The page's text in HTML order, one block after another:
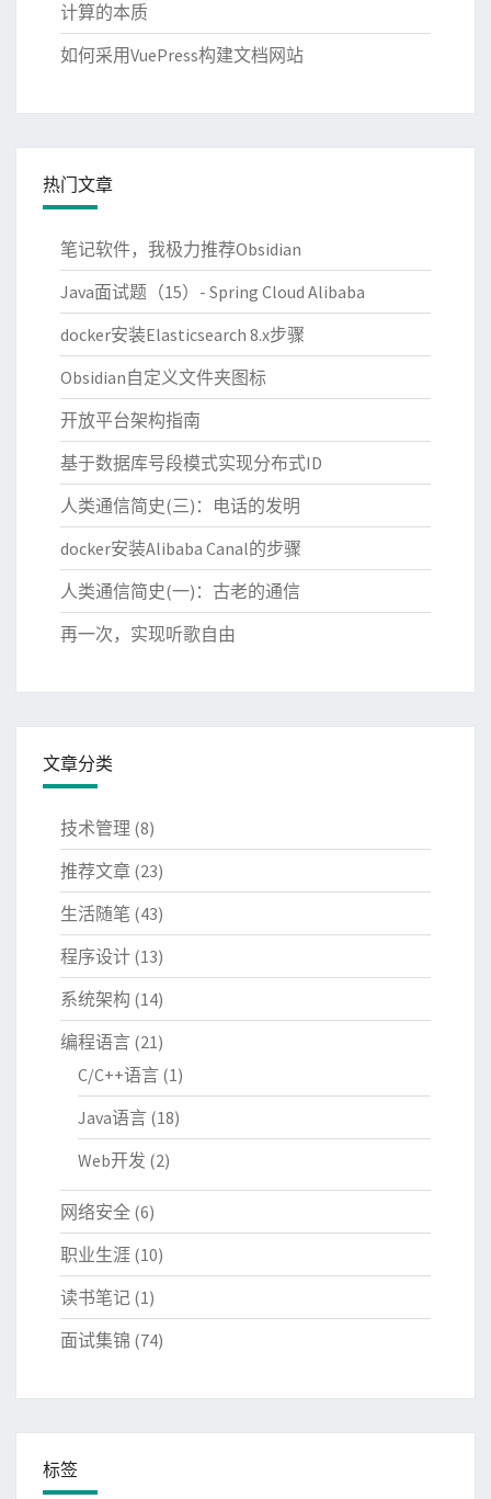
计算的本质
如何采用VuePress构建文档网站
热门文章
笔记软件，我极力推荐Obsidian
Java面试题（15）- Spring Cloud Alibaba
docker安装Elasticsearch 8.x步骤
Obsidian自定义文件夹图标
开放平台架构指南
基于数据库号段模式实现分布式ID
人类通信简史(三)：电话的发明
docker安装Alibaba Canal的步骤
人类通信简史(一)：古老的通信
再一次，实现听歌自由
文章分类
技术管理 (8)
推荐文章 (23)
生活随笔 (43)
程序设计 (13)
系统架构 (14)
编程语言 (21)
C/C++语言 (1)
Java语言 (18)
Web开发 (2)
网络安全 (6)
职业生涯 (10)
读书笔记 (1)
面试集锦 (74)
标签